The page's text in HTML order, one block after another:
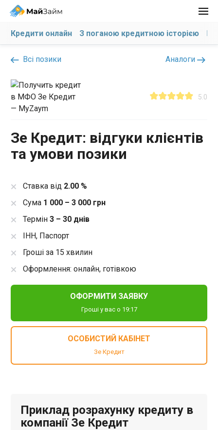
Кредити онлайн З поганою кредитною історією На
Всі позики Аналоги
5.0
Зе Кредит: відгуки клієнтів
та умови позики
Ставка від 2.00 %
Сума 1 000 – 3 000 грн
Термін3 – 30 днів
ІНН, Паспорт
Гроші за 15 хвилин
Оформлення: онлайн, готівкою
ОФОРМИТИ ЗАЯВКУ
Гроші у вас о 19:17
ОСОБИСТИЙ КАБІНЕТ
Зе Кредит
Приклад розрахунку кредиту в
компанії Зе Кредит